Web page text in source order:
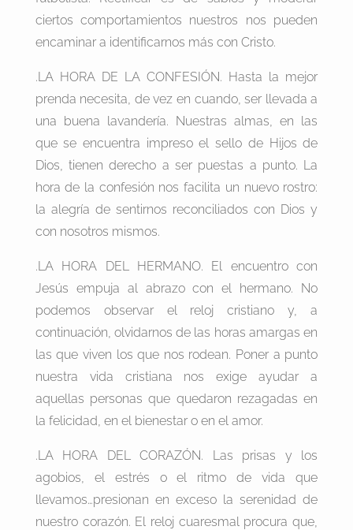
ciertos comportamientos nuestros nos pueden
encaminar a identificarnos más con Cristo.
.LA HORA DE LA CONFESIÓN. Hasta la mejor
prenda necesita, de vez en cuando, ser llevada a
una buena lavandería. Nuestras almas, en las
que se encuentra impreso el sello de Hijos de
Dios, tienen derecho a ser puestas a punto. La
hora de la confesión nos facilita un nuevo rostro:
la alegría de sentirnos reconciliados con Dios y
con nosotros mismos.
.LA HORA DEL HERMANO. El encuentro con
Jesús empuja al abrazo con el hermano. No
podemos observar el reloj cristiano y, a
continuación, olvidarnos de las horas amargas en
las que viven los que nos rodean. Poner a punto
nuestra vida cristiana nos exige ayudar a
aquellas personas que quedaron rezagadas en
la felicidad, en el bienestar o en el amor.
.LA HORA DEL CORAZÓN. Las prisas y los
agobios, el estrés o el ritmo de vida que
llevamos…presionan en exceso la serenidad de
nuestro corazón. El reloj cuaresmal procura que,